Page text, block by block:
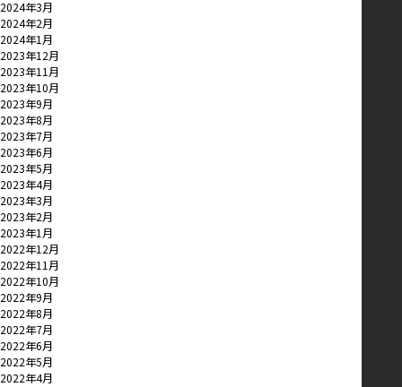
2024年3月
2024年2月
2024年1月
2023年12月
2023年11月
2023年10月
2023年9月
2023年8月
2023年7月
2023年6月
2023年5月
2023年4月
2023年3月
2023年2月
2023年1月
2022年12月
2022年11月
2022年10月
2022年9月
2022年8月
2022年7月
2022年6月
2022年5月
2022年4月